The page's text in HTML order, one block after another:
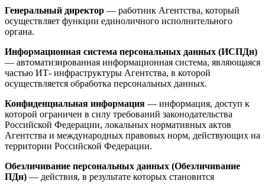
Генеральный директор — работник Агентства, который
осуществляет функции единоличного исполнительного
органа.
Информационная система персональных данных (ИСПДн)
— автоматизированная информационная система, являющаяся
частью ИТ- инфраструктуры Агентства, в которой
осуществляется обработка персональных данных.
Конфиденциальная информация — информация, доступ к
которой ограничен в силу требований законодательства
Российской Федерации, локальных нормативных актов
Агентства и международных правовых норм, действующих на
территории Российской Федерации.
Обезличивание персональных данных (Обезличивание
ПДн) — действия, в результате которых становится